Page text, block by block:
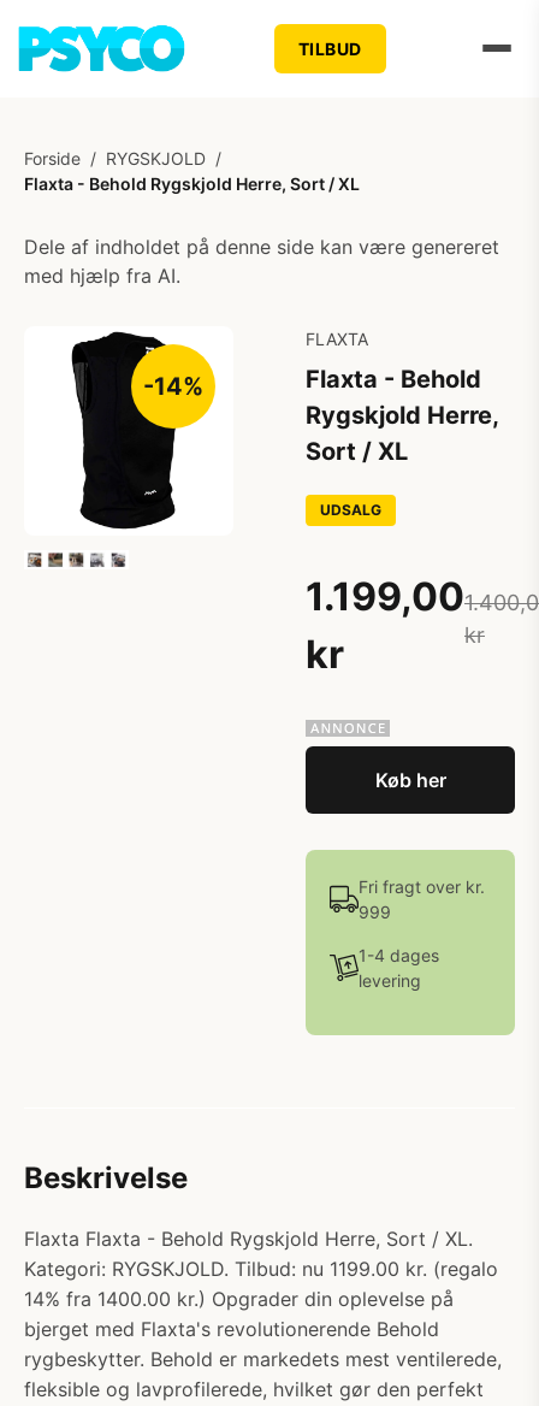
TILBUD
Forside / RYGSKJOLD /
Flaxta - Behold Rygskjold Herre, Sort / XL
Dele af indholdet på denne side kan være genereret
med hjælp fra AI.
-14%
FLAXTA
Flaxta - Behold
Rygskjold Herre,
Sort / XL
UDSALG
1.199,00
kr
kr
Køb her
Fri fragt over kr.
999
1-4 dages
levering
Beskrivelse
Flaxta Flaxta - Behold Rygskjold Herre, Sort / XL.
Kategori: RYGSKJOLD. Tilbud: nu 1199.00 kr. (regalo
14% fra 1400.00 kr.) Opgrader din oplevelse på
bjerget med Flaxta's revolutionerende Behold
rygbeskytter. Behold er markedets mest ventilerede,
fleksible og lavprofilerede, hvilket gør den perfekt